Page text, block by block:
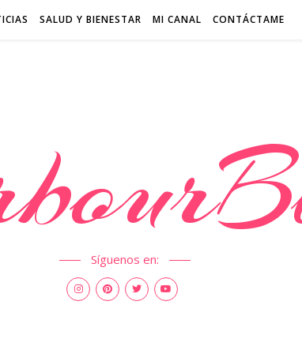
SALUD Y BIENESTAR MI CANAL CONTÁCTAME
Síguenos en: